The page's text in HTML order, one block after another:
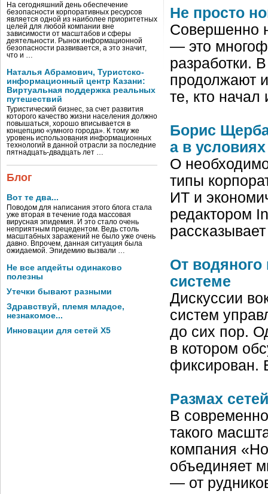
На сегодняшний день обеспечение
безопасности корпоративных ресурсов
является одной из наиболее приоритетных
целей для любой компании вне
зависимости от масштабов и сферы
деятельности. Рынок информационной
безопасности развивается, а это значит,
что и …
Наталья Абрамович, Туристско-
информационный центр Казани:
Виртуальная поддержка реальных
путешествий
Туристический бизнес, за счет развития
которого качество жизни населения должно
повышаться, хорошо вписывается в
концепцию «умного города». К тому же
уровень использования информационных
технологий в данной отрасли за последние
пятнадцать-двадцать лет …
Блог
Вот те два...
Поводом для написания этого блога стала
уже вторая в течение года массовая
вирусная эпидемия. И это стало очень
неприятным прецедентом. Ведь столь
масштабных заражений не было уже очень
давно. Впрочем, данная ситуация была
ожидаемой. Эпидемию вызвали …
Не все апдейты одинаково
полезны
Утечки бывают разными
Здравствуй, племя младое,
незнакомое...
Инновации для сетей X5
Не просто
Совершенно
— это
разработки.
продолжают
те, кто
Борис
а в
О
типы
ИТ и
редактором
От
системе
Дискуссии
систем
до сих пор.
в котором
фиксирован.
Размах
В
такого
компания
объединяет
— от